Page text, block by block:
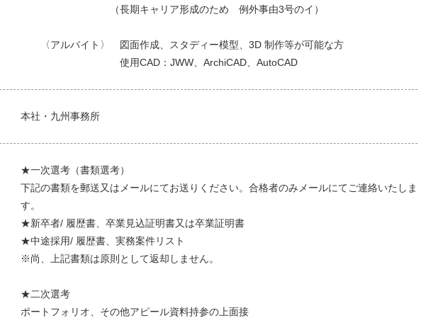
（長期キャリア形成のため 例外事由3号のイ）
〈アルバイト〉 図面作成、スタディー模型、3D 制作等が可能な方
使用CAD：JWW、ArchiCAD、AutoCAD
本社・九州事務所
★一次選考（書類選考）
下記の書類を郵送又はメールにてお送りください。合格者のみメールにてご連絡いたしま
す。
★新卒者/ 履歴書、卒業見込証明書又は卒業証明書
★中途採用/ 履歴書、実務案件リスト
※尚、上記書類は原則として返却しません。
★二次選考
ポートフォリオ、その他アピール資料持参の上面接